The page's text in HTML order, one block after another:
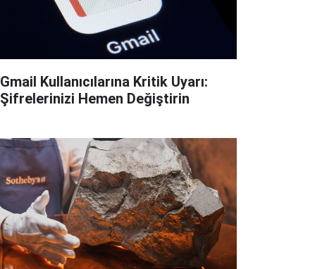
Gmail Kullanıcılarına Kritik Uyarı:
Şifrelerinizi Hemen Değiştirin